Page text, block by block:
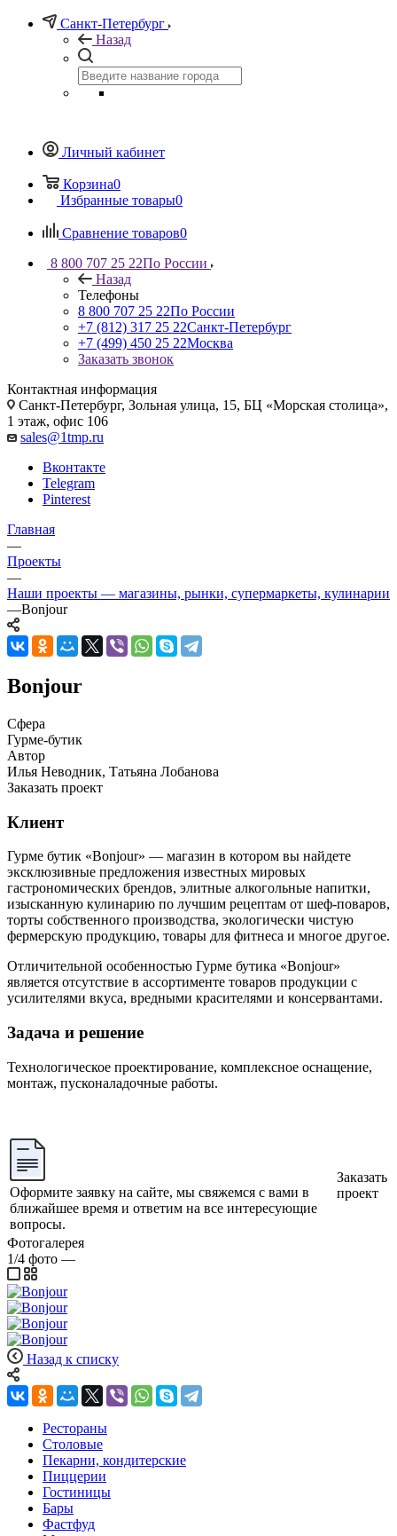
Санкт-Петербург
Назад
Личный кабинет
Корзина0
Избранные товары0
Сравнение товаров0
8 800 707 25 22По России
Назад
Телефоны
8 800 707 25 22По России
+7 (812) 317 25 22Санкт-Петербург
+7 (499) 450 25 22Москва
Заказать звонок
Контактная информация
Санкт-Петербург, Зольная улица, 15, БЦ «Морская столица»,
1 этаж, офис 106
sales@1tmp.ru
Вконтакте
Telegram
Pinterest
Главная
—
Проекты
—
Наши проекты — магазины, рынки, супермаркеты, кулинарии
—Bonjour
Bonjour
Сфера
Гурме-бутик
Автор
Илья Неводник, Татьяна Лобанова
Заказать проект
Клиент
Гурме бутик «Bonjour» — магазин в котором вы найдете
эксклюзивные предложения известных мировых
гастрономических брендов, элитные алкогольные напитки,
изысканную кулинарию по лучшим рецептам от шеф-поваров,
торты собственного производства, экологически чистую
фермерскую продукцию, товары для фитнеса и многое другое.
Отличительной особенностью Гурме бутика «Bonjour»
является отсутствие в ассортименте товаров продукции с
усилителями вкуса, вредными красителями и консервантами.
Задача и решение
Технологическое проектирование, комплексное оснащение,
монтаж, пусконаладочные работы.
Оформите заявку на сайте, мы свяжемся с вами в
ближайшее время и ответим на все интересующие
вопросы.
Заказать
проект
Фотогалерея
1/4 фото —
Назад к списку
Рестораны
Столовые
Пекарни, кондитерские
Пиццерии
Гостиницы
Бары
Фастфуд